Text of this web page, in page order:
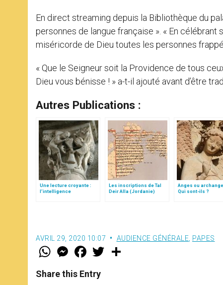
En direct streaming depuis la Bibliothèque du
personnes de langue française ». « En
miséricorde de Dieu toutes les personnes
« Que le Seigneur soit la Providence de tous
Dieu vous bénisse ! » a-t-il ajouté avant d’être
Autres Publications :
Une lecture croyante :
l’intelligence
Les inscriptions de Tal
Deir Alla (Jordanie)
Anges ou
Qui sont-ils ?
AVRIL 29, 2020 10:07 AUDIENCE GÉNÉRALE PAPES
W
t
s
M
e
s
e
F
a
e
b
w
Share this Entry